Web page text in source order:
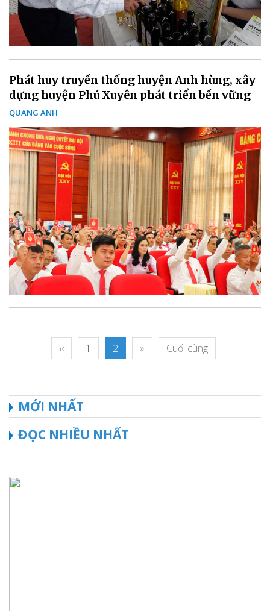
Phát huy truyền thống huyện Anh hùng, xây
dựng huyện Phú Xuyên phát triển bền vững
QUANG ANH
‹‹ 1 2 » Cuối cùng
MỚI NHẤT
ĐỌC NHIỀU NHẤT